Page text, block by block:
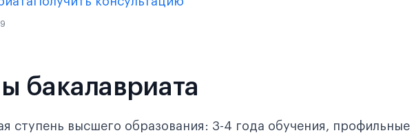
бакалавриата
ступень высшего образования: 3-4 года обучения, профильные